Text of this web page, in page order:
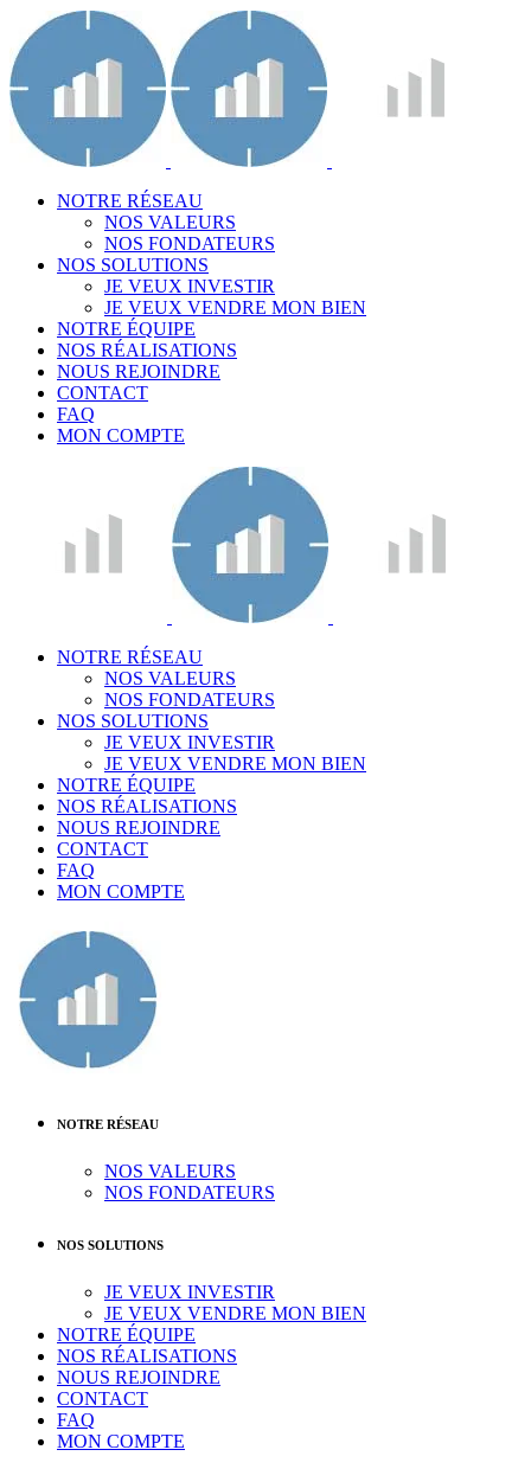
NOTRE RÉSEAU
NOS VALEURS
NOS FONDATEURS
NOS SOLUTIONS
JE VEUX INVESTIR
JE VEUX VENDRE MON BIEN
NOTRE ÉQUIPE
NOS RÉALISATIONS
NOUS REJOINDRE
CONTACT
FAQ
MON COMPTE
NOTRE RÉSEAU
NOS VALEURS
NOS FONDATEURS
NOS SOLUTIONS
JE VEUX INVESTIR
JE VEUX VENDRE MON BIEN
NOTRE ÉQUIPE
NOS RÉALISATIONS
NOUS REJOINDRE
CONTACT
FAQ
MON COMPTE
NOTRE RÉSEAU
NOS VALEURS
NOS FONDATEURS
NOS SOLUTIONS
JE VEUX INVESTIR
JE VEUX VENDRE MON BIEN
NOTRE ÉQUIPE
NOS RÉALISATIONS
NOUS REJOINDRE
CONTACT
FAQ
MON COMPTE